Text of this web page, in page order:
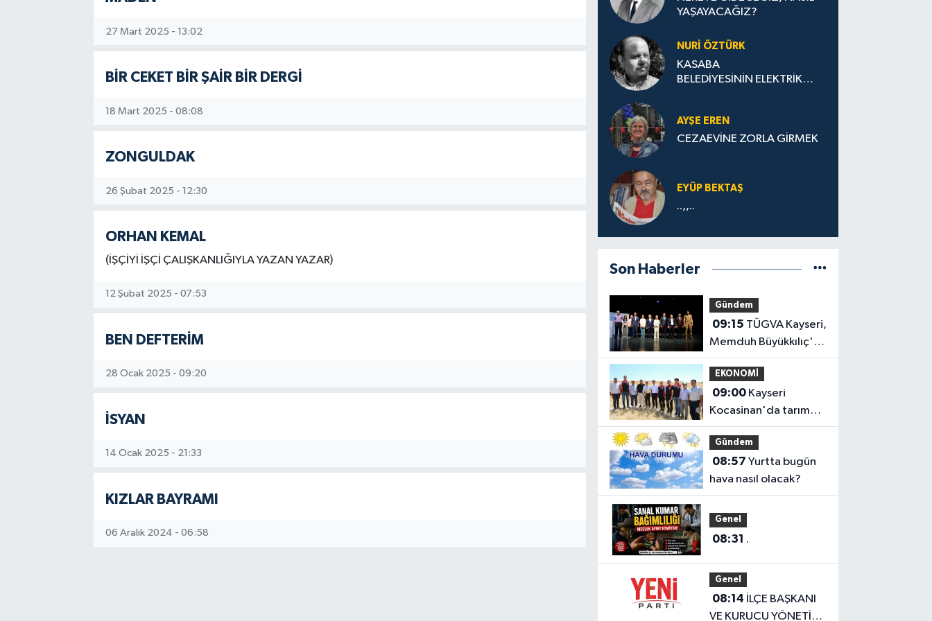
27 Mart 2025 - 13:02
BİR CEKET BİR ŞAİR BİR DERGİ
18 Mart 2025 - 08:08
ZONGULDAK
26 Şubat 2025 - 12:30
ORHAN KEMAL
(İŞÇİYİ İŞÇİ ÇALIŞKANLIĞIYLA YAZAN YAZAR)
12 Şubat 2025 - 07:53
BEN DEFTERİM
28 Ocak 2025 - 09:20
İSYAN
14 Ocak 2025 - 21:33
KIZLAR BAYRAMI
06 Aralık 2024 - 06:58
YAŞAYACAĞIZ?
NURİ ÖZTÜRK
KASABA
BELEDİYESİNİN ELEKTRİK
AYŞE EREN
CEZAEVİNE ZORLA GİRMEK
EYÜP BEKTAŞ
..,,..
Son Haberler
Gündem
09:15
Memduh Büyükkılıç'ı
ağırladı
EKONOMİ
09:00
Kocasinan'da tarım
buluşması hasatla
açıldı
Gündem
08:57 Yurtta bugün
hava nasıl olacak?
Genel
08:31 .
Genel
08:14
VE KURUCU YÖNETİM